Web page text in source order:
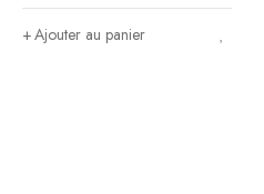
Ajouter au panier